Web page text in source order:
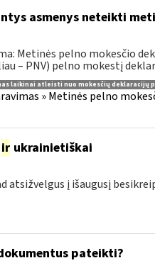
asmenys neteikti
Metinės pelno mokesčio
– PNV) pelno mokestį
laikinai atleisti nuo mokesčių deklaracijų
» Metinės pelno
irukrainietiškai
atsižvelgus į išaugusį
pateikti?